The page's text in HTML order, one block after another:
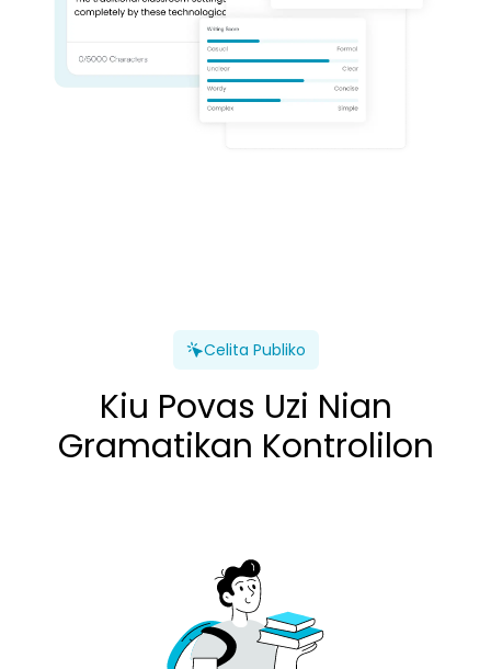
Celita Publiko
Kiu Povas Uzi Nian
Gramatikan Kontrolilon